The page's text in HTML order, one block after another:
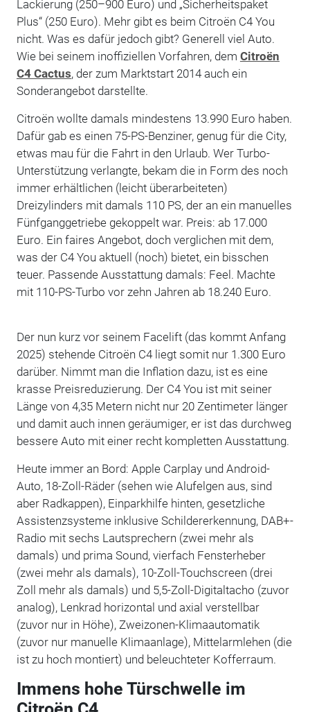
Lackierung (250–900 Euro) und „Sicherheitspaket
Plus“ (250 Euro). Mehr gibt es beim Citroën C4 You
nicht. Was es dafür jedoch gibt? Generell viel Auto.
Wie bei seinem inoffiziellen Vorfahren, dem Citroën
C4 Cactus, der zum Marktstart 2014 auch ein
Sonderangebot darstellte.
Citroën wollte damals mindestens 13.990 Euro haben.
Dafür gab es einen 75-PS-Benziner, genug für die City,
etwas mau für die Fahrt in den Urlaub. Wer Turbo-
Unterstützung verlangte, bekam die in Form des noch
immer erhältlichen (leicht überarbeiteten)
Dreizylinders mit damals 110 PS, der an ein manuelles
Fünfganggetriebe gekoppelt war. Preis: ab 17.000
Euro. Ein faires Angebot, doch verglichen mit dem,
was der C4 You aktuell (noch) bietet, ein bisschen
teuer. Passende Ausstattung damals: Feel. Machte
mit 110-PS-Turbo vor zehn Jahren ab 18.240 Euro.
Der nun kurz vor seinem Facelift (das kommt Anfang
2025) stehende Citroën C4 liegt somit nur 1.300 Euro
darüber. Nimmt man die Inflation dazu, ist es eine
krasse Preisreduzierung. Der C4 You ist mit seiner
Länge von 4,35 Metern nicht nur 20 Zentimeter länger
und damit auch innen geräumiger, er ist das durchweg
bessere Auto mit einer recht kompletten Ausstattung.
Heute immer an Bord: Apple Carplay und Android-
Auto, 18-Zoll-Räder (sehen wie Alufelgen aus, sind
aber Radkappen), Einparkhilfe hinten, gesetzliche
Assistenzsysteme inklusive Schildererkennung, DAB+-
Radio mit sechs Lautsprechern (zwei mehr als
damals) und prima Sound, vierfach Fensterheber
(zwei mehr als damals), 10-Zoll-Touchscreen (drei
Zoll mehr als damals) und 5,5-Zoll-Digitaltacho (zuvor
analog), Lenkrad horizontal und axial verstellbar
(zuvor nur in Höhe), Zweizonen-Klimaautomatik
(zuvor nur manuelle Klimaanlage), Mittelarmlehen (die
ist zu hoch montiert) und beleuchteter Kofferraum.
Immens hohe Türschwelle im